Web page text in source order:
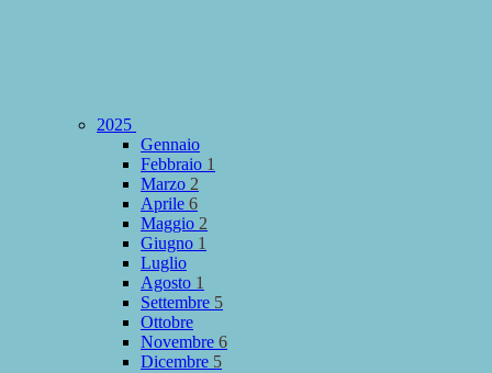
2025
Gennaio
Febbraio 1
Marzo 2
Aprile 6
Maggio 2
Giugno 1
Luglio
Agosto 1
Settembre 5
Ottobre
Novembre 6
Dicembre 5